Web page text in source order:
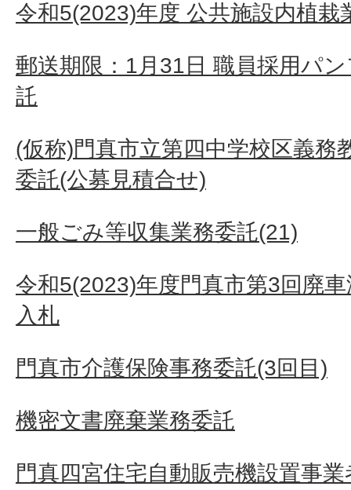
令和5(2023)年度 公共施設内植栽
郵送期限：1月31日 職員採用パ
託
(仮称)門真市立第四中学校区義務
委託(公募見積合せ)
一般ごみ等収集業務委託(21)
令和5(2023)年度門真市第3回廃
入札
門真市介護保険事務委託(3回目)
機密文書廃棄業務委託
門真四宮住宅自動販売機設置事業